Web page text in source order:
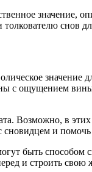
значение,
толкователю
с ощущением
Возможно, в
и
быть
и строить свою